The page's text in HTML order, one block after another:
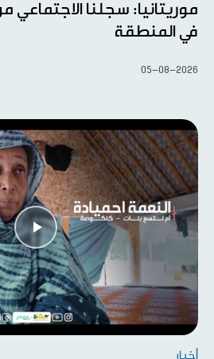
موريتانيا: سجلنا
في المنطقة
05-08-2026
أخبار